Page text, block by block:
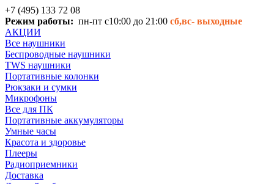
+7 (495) 133 72 08
Режим работы: пн-пт с10:00 до 21:00 сб,вс- выходные
АКЦИИ
Все наушники
Беспроводные наушники
TWS наушники
Портативные колонки
Рюкзаки и сумки
Микрофоны
Все для ПК
Портативные аккумуляторы
Умные часы
Красота и здоровье
Плееры
Радиоприемники
Доставка